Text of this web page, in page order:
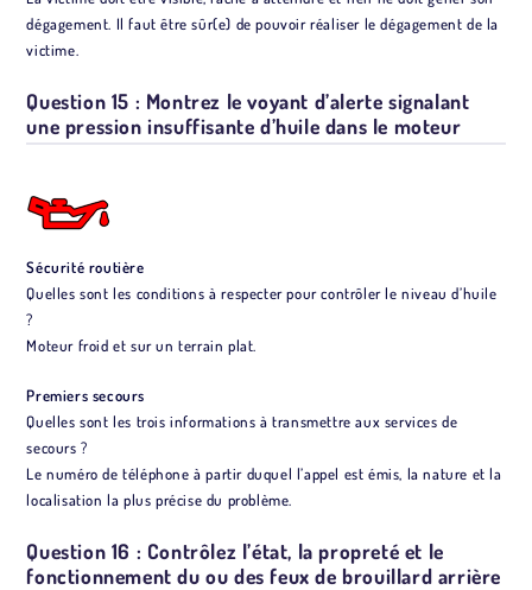
dégagement. Il faut être sûr(e) de pouvoir réaliser le dégagement de la
victime.
Question 15 : Montrez le voyant d’alerte signalant
une pression insuffisante d’huile dans le moteur
Sécurité routière
Quelles sont les conditions à respecter pour contrôler le niveau d’huile
?
Moteur froid et sur un terrain plat.
Premiers secours
Quelles sont les trois informations à transmettre aux services de
secours ?
Le numéro de téléphone à partir duquel l’appel est émis, la nature et la
localisation la plus précise du problème.
Question 16 : Contrôlez l’état, la propreté et le
fonctionnement du ou des feux de brouillard arrière